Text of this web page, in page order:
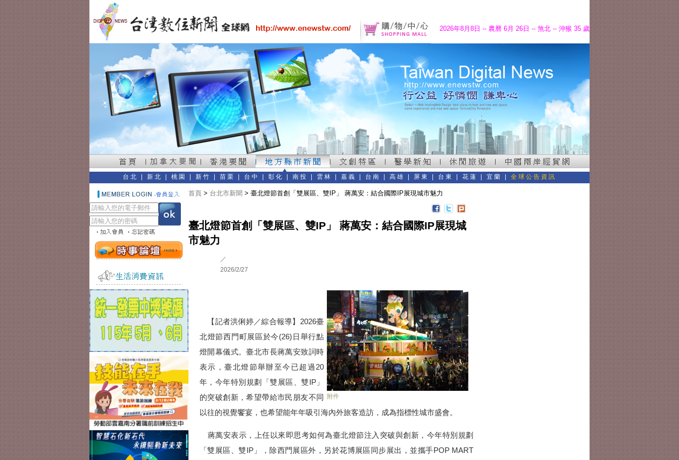
2026年8月8日 -- 農曆 6月 26日 -- 煞北 -- 沖猴 35 歲
台北 新北 桃園 新竹 苗栗 台中 彰化 南投 雲林 嘉義 台南 高雄 屏東 台東 花蓮 宜蘭 全球公告資訊
首頁 > 台北市新聞 > 臺北燈節首創「雙展區、雙IP」 蔣萬安：結合國際IP展現城市魅力
臺北燈節首創「雙展區、雙IP」 蔣萬安：結合國際IP展現城
市魅力
／
2026/2/27
附件
【記者洪俐婷／綜合報導】2026臺
北燈節西門町展區於今(26)日舉行點
燈開幕儀式。臺北市長蔣萬安致詞時
表示，臺北燈節舉辦至今已超過20
年，今年特別規劃「雙展區、雙IP」
的突破創新，希望帶給市民朋友不同
以往的視覺饗宴，也希望能年年吸引海內外旅客造訪，成為指標性城市盛會。
蔣萬安表示，上任以來即思考如何為臺北燈節注入突破與創新，今年特別規劃
「雙展區、雙IP」，除西門展區外，另於花博展區同步展出，並攜手POP MART